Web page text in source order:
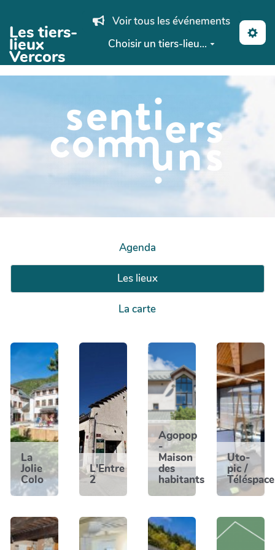
Aller au contenu principal
Les tiers-
lieux
Vercors
Voir tous les événements
Choisir un tiers-lieu...
Agenda
Les lieux
La carte
La
Jolie
Colo
L'Entre
2
Agopop
-
Maison
des
habitants
Uto-
pic /
Téléspace